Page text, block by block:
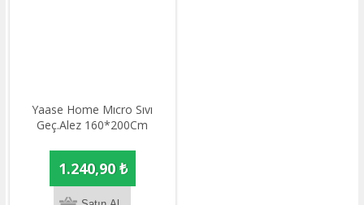
Yaase Home Mıcro Sıvı
Geç.Alez 160*200Cm
1.240,90 ₺